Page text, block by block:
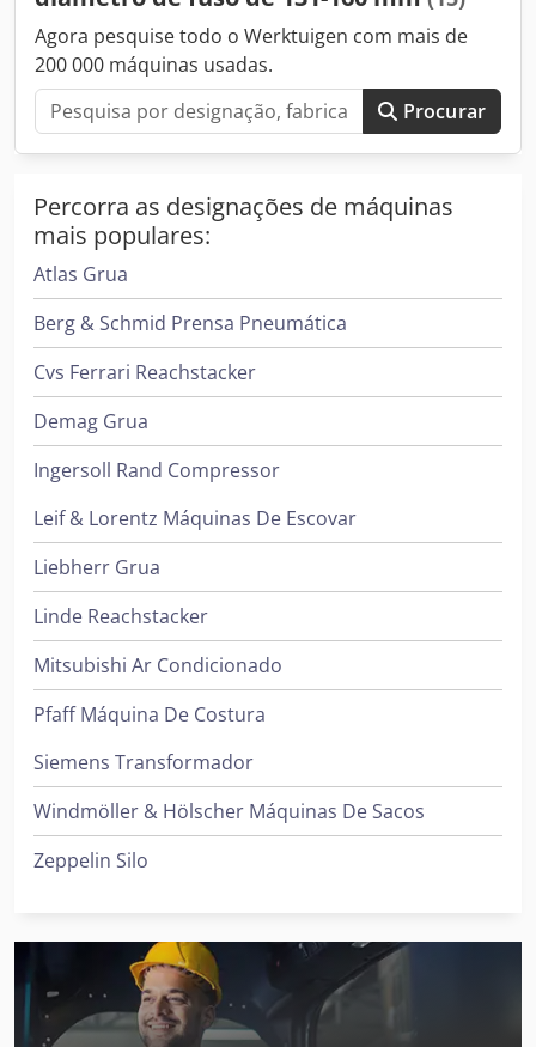
Motor de fuso 48 kW Trocador automático de ferramentas
40 ferramentas FPT TRT25. Mesa rotativa, 360.000° 2.500 x
2.500 mm Curso longitudinal da mesa rotativa 2.000 mm
Crodpfxowdm A He Afuef Carga de mesa 25 toneladas
Agora pesquise todo o Werktuigen com mais de
200 000 máquinas usadas.
Procurar
Percorra as designações de máquinas
mais populares:
Atlas Grua
Berg & Schmid Prensa Pneumática
Cvs Ferrari Reachstacker
Demag Grua
Ingersoll Rand Compressor
Leif & Lorentz Máquinas De Escovar
Liebherr Grua
Linde Reachstacker
Mitsubishi Ar Condicionado
Pfaff Máquina De Costura
Siemens Transformador
Windmöller & Hölscher Máquinas De Sacos
Zeppelin Silo